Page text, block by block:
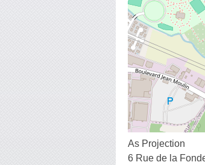
As Projection
6 Rue de la